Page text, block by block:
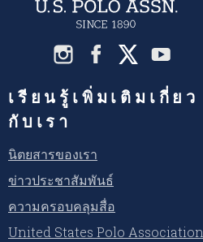
เรียนรู้เพิ่มเติมเกี่ยว
กับเรา
นิตยสารของเรา
ข่าวประชาสัมพันธ์
ความครอบคลุมสื่อ
United States Polo Association